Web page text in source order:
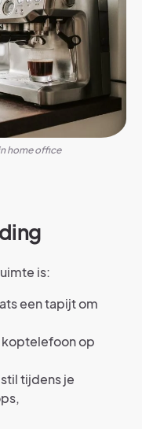
home office
is:
een tapijt om
op
tijdens je